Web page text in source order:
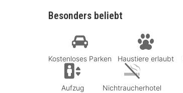
Besonders beliebt
Kostenloses Parken Haustiere erlaubt
Aufzug Nichtraucherhotel